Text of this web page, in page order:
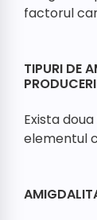
factorul
TIPURI DE
Exista
elementul